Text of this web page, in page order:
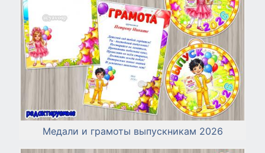
Медали и грамоты выпускникам 2026